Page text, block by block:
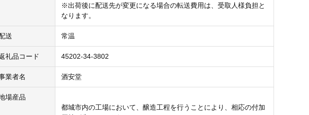
※出荷後に配送先が変更になる場合の転送費用は、受取人様負担と
なります。
送 常温
礼品コード 45202-34-3802
業者名 酒安堂
場産品
都城市内の工場において、醸造工程を行うことにより、相応の付加